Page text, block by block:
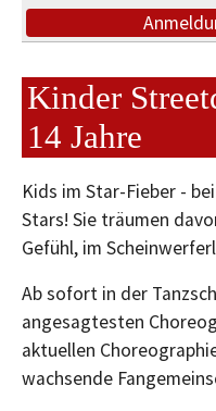
Kinder
14 Jahre
Kids im Star-Fieber -
Stars! Sie träumen
Gefühl, im
Ab sofort in der
angesagtesten
aktuellen
wachsende